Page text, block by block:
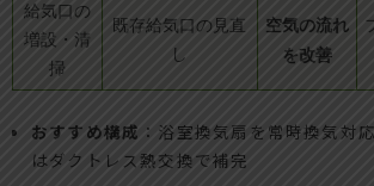
給気口の
増設・清
掃
既存給気口の見直
し
空気の流れ
を改善
おすすめ構成 ：浴室換気扇を常時換気対
はダクトレス熱交換で補完